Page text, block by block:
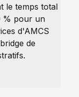
le temps total
% pour un
d'AMCS
de